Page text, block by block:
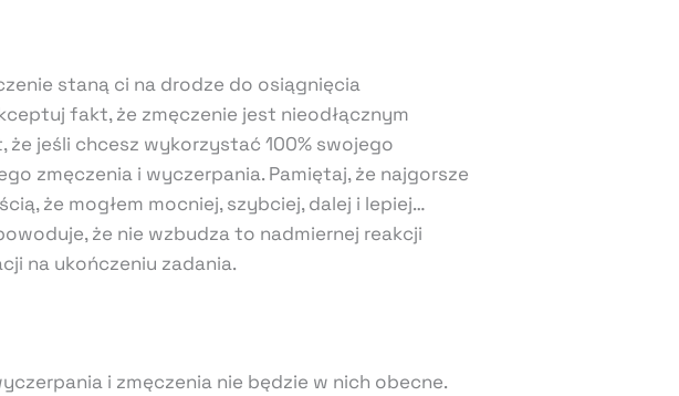
staną ci na drodze do osiągnięcia
fakt, że zmęczenie jest nieodłącznym
jeśli chcesz wykorzystać 100% swojego
zmęczenia i wyczerpania. Pamiętaj, że najgorsze
że mogłem mocniej, szybciej, dalej i lepiej…
że nie wzbudza to nadmiernej reakcji
na ukończeniu zadania.
i zmęczenia nie będzie w nich obecne.